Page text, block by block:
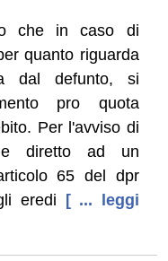
che in caso di
quanto riguarda
dal defunto, si
pro quota
Per l'avviso di
e diretto ad un
65 del dpr
eredi [ ... leggi